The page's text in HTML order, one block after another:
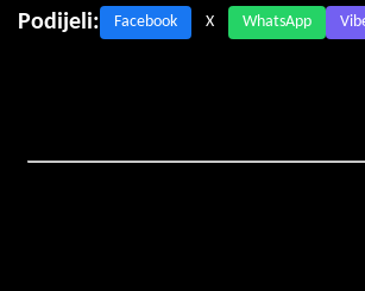
Podijeli: Facebook X WhatsApp